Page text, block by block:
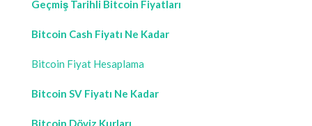
Geçmiş Tarihli Bitcoin Fiyatları
Bitcoin Cash Fiyatı Ne Kadar
Bitcoin Fiyat Hesaplama
Bitcoin SV Fiyatı Ne Kadar
Bitcoin Döviz Kurları